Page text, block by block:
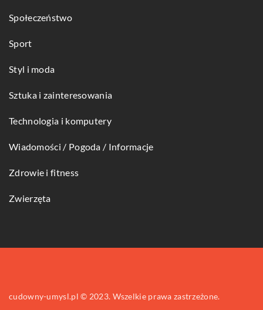
Społeczeństwo
Sport
Styl i moda
Sztuka i zainteresowania
Technologia i komputery
Wiadomości / Pogoda / Informacje
Zdrowie i fitness
Zwierzęta
cudowny-umysl.pl © 2023. Wszelkie prawa zastrzeżone.